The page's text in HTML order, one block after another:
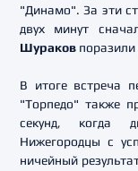
"Динамо". За эти
двух минут
Шураков
В итоге встреча
"Торпедо" также
секунд, когда
Нижегородцы с
ничейный